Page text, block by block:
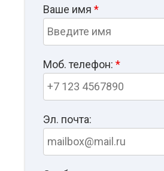
Ваше имя *
Моб. телефон: *
Эл. почта: